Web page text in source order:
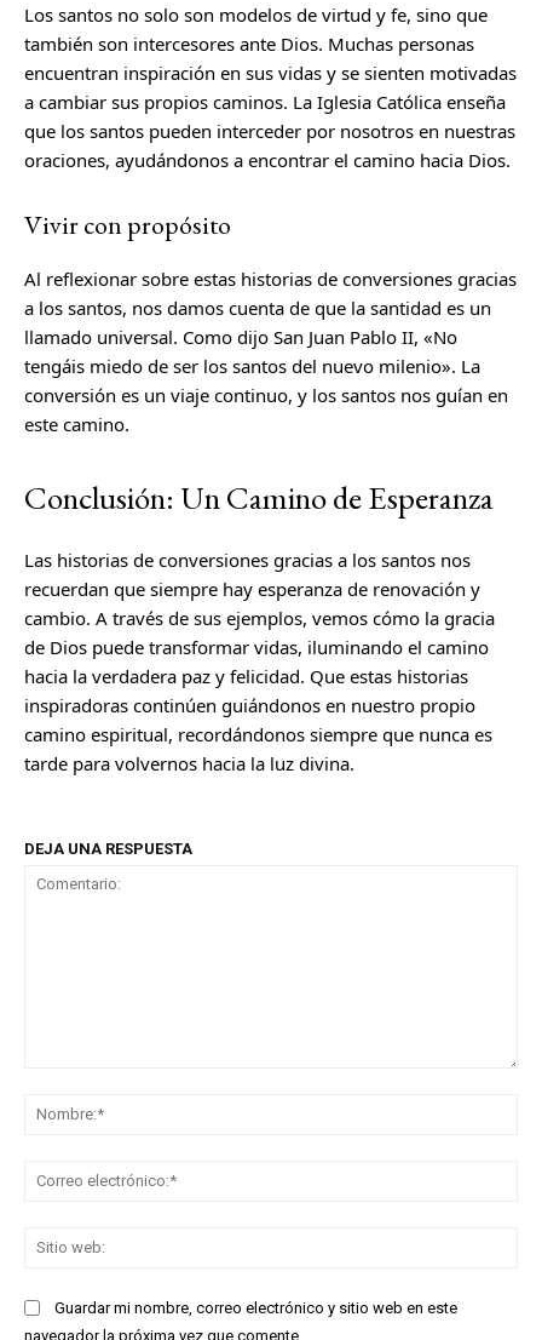
Los santos no solo son modelos de virtud y fe, sino que
también son intercesores ante Dios. Muchas personas
encuentran inspiración en sus vidas y se sienten motivadas
a cambiar sus propios caminos. La Iglesia Católica enseña
que los santos pueden interceder por nosotros en nuestras
oraciones, ayudándonos a encontrar el camino hacia Dios.
Vivir con propósito
Al reflexionar sobre estas historias de conversiones gracias
a los santos, nos damos cuenta de que la santidad es un
llamado universal. Como dijo San Juan Pablo II, «No
tengáis miedo de ser los santos del nuevo milenio». La
conversión es un viaje continuo, y los santos nos guían en
este camino.
Conclusión: Un Camino de Esperanza
Las historias de conversiones gracias a los santos nos
recuerdan que siempre hay esperanza de renovación y
cambio. A través de sus ejemplos, vemos cómo la gracia
de Dios puede transformar vidas, iluminando el camino
hacia la verdadera paz y felicidad. Que estas historias
inspiradoras continúen guiándonos en nuestro propio
camino espiritual, recordándonos siempre que nunca es
tarde para volvernos hacia la luz divina.
DEJA UNA RESPUESTA
Guardar mi nombre, correo electrónico y sitio web en este
navegador la próxima vez que comente.